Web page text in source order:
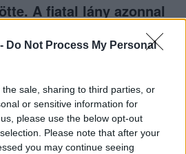
Do Not Process My Personal
sale, sharing to third parties, or
or sensitive information for
please use the below opt-out
Please note that after your
you may continue seeing
A fiatal lány azonnal
szlovák rendszámú autó
később 17 kilométerrel
életéért még küzdenek
férfi mindkét baleset
és segítségnyújtás